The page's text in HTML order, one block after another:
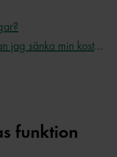
Vad betalar jag för och hur kan jag sänka min kostnad?
funktion